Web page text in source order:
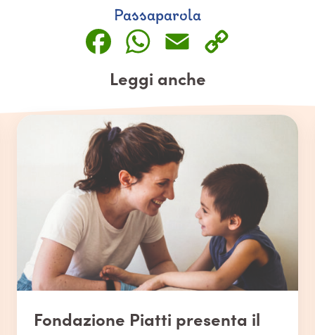
Passaparola
Facebook
WhatsApp
Email
Leggi anche
Fondazione Piatti presenta il